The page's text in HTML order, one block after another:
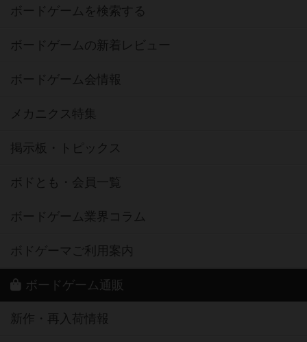
ボードゲームを検索する
ボードゲームの新着レビュー
ボードゲーム会情報
メカニクス特集
掲示板・トピックス
ボドとも・会員一覧
ボードゲーム業界コラム
ボドゲーマご利用案内
ボードゲーム通販
新作・再入荷情報